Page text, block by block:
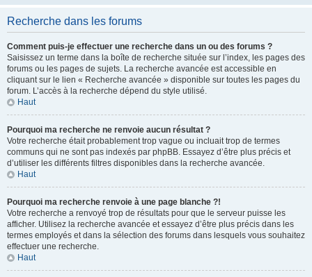
Recherche dans les forums
Comment puis-je effectuer une recherche dans un ou des forums ?
Saisissez un terme dans la boîte de recherche située sur l’index, les pages des
forums ou les pages de sujets. La recherche avancée est accessible en
cliquant sur le lien « Recherche avancée » disponible sur toutes les pages du
forum. L’accès à la recherche dépend du style utilisé.
Haut
Pourquoi ma recherche ne renvoie aucun résultat ?
Votre recherche était probablement trop vague ou incluait trop de termes
communs qui ne sont pas indexés par phpBB. Essayez d’être plus précis et
d’utiliser les différents filtres disponibles dans la recherche avancée.
Haut
Pourquoi ma recherche renvoie à une page blanche ?!
Votre recherche a renvoyé trop de résultats pour que le serveur puisse les
afficher. Utilisez la recherche avancée et essayez d’être plus précis dans les
termes employés et dans la sélection des forums dans lesquels vous souhaitez
effectuer une recherche.
Haut